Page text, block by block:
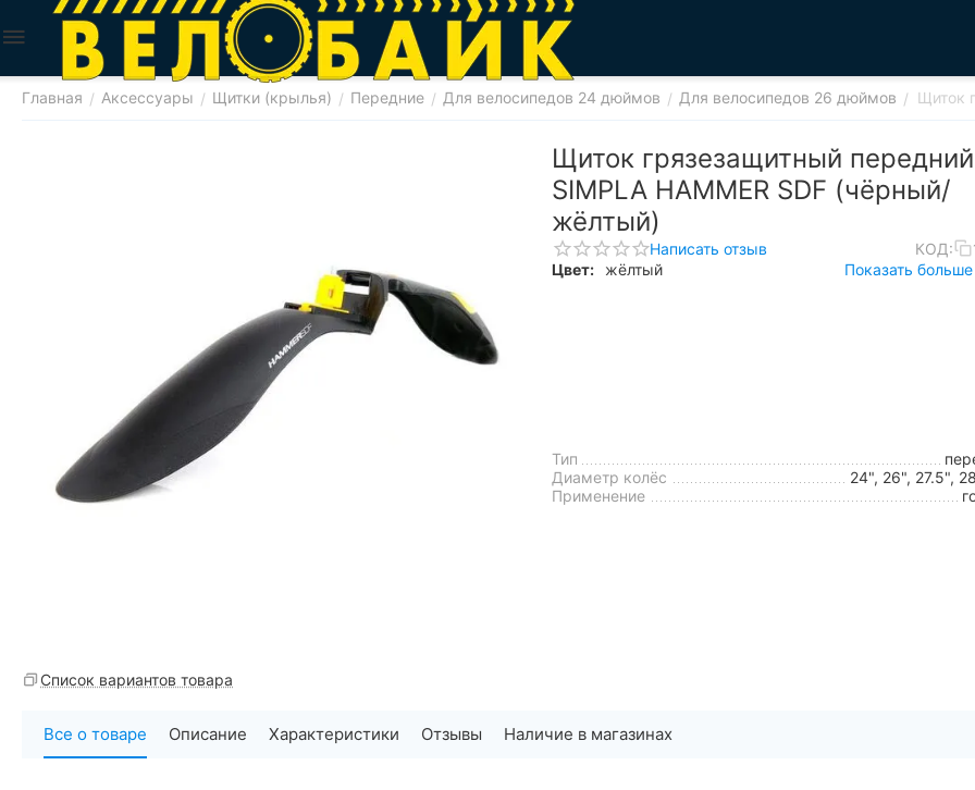
Главная / Аксессуары / Щитки (крылья) / Передние / Для велосипедов 24 дюймов / Для велосипедов 26 дюймов / Щиток
Щиток грязезащитный передний
SIMPLA HAMMER SDF (чёрный/
жёлтый)
Написать отзыв КОД:
Цвет:
жёлтый Показать
Тип
Диаметр колёс
24", 26", 27.5",
Применение
Список вариантов товара
Все о товаре Описание Характеристики Отзывы Наличие в магазинах